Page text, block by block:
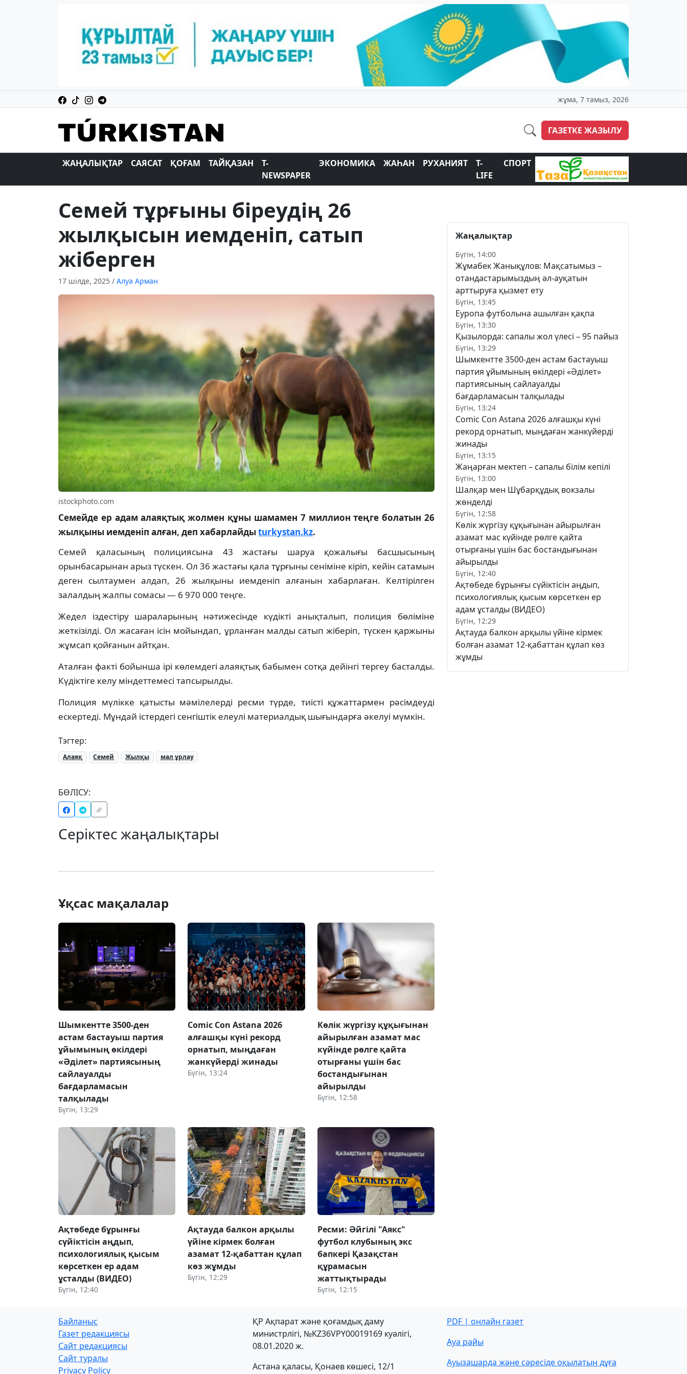
жұма, 7 тамыз, 2026
ГАЗЕТКЕ ЖАЗЫЛУ
ЖАҢАЛЫҚТАР САЯСАТ ҚОҒАМ ТАЙҚАЗАН
T-
NEWSPAPER
ЭКОНОМИКА ЖАҺАН РУХАНИЯТ
T-
LIFE
СПОРТ
Семей тұрғыны біреудің 26
жылқысын иемденіп, сатып
жіберген
17 шілде, 2025 / Алуа Арман
istockphoto.com
Семейде ер адам алаяқтық жолмен құны шамамен 7 миллион теңге болатын 26
жылқыны иемденіп алған, деп хабарлайдыturkystan.kz.
Семей қаласының полициясына 43 жастағы шаруа қожалығы басшысының
орынбасарынан арыз түскен. Ол 36 жастағы қала тұрғыны сеніміне кіріп, кейін сатамын
деген сылтаумен алдап, 26 жылқыны иемденіп алғанын хабарлаған. Келтірілген
залалдың жалпы сомасы — 6 970 000 теңге.
Жедел іздестіру шараларының нәтижесінде күдікті анықталып, полиция бөліміне
жеткізілді. Ол жасаған ісін мойындап, ұрланған малды сатып жіберіп, түскен қаржыны
жұмсап қойғанын айтқан.
Аталған факті бойынша ірі көлемдегі алаяқтық бабымен сотқа дейінгі тергеу басталды.
Күдіктіге келу міндеттемесі тапсырылды.
Полиция мүлікке қатысты мәмілелерді ресми түрде, тиісті құжаттармен рәсімдеуді
ескертеді. Мұндай істердегі сенгіштік елеулі материалдық шығындарға әкелуі мүмкін.
Тэгтер:
Алаяқ Семей Жылқы мал ұрлау
БӨЛІСУ:
Серіктес жаңалықтары
Ұқсас мақалалар
Шымкентте 3500-ден
астам бастауыш партия
ұйымының өкілдері
«Әділет» партиясының
сайлауалды
бағдарламасын
талқылады
Бүгін, 13:29
Comic Con Astana 2026
алғашқы күні рекорд
орнатып, мыңдаған
жанкүйерді жинады
Бүгін, 13:24
Көлік жүргізу құқығынан
айырылған азамат мас
күйінде рөлге қайта
отырғаны үшін бас
бостандығынан
айырылды
Бүгін, 12:58
Ақтөбеде бұрынғы
сүйіктісін аңдып,
психологиялық қысым
көрсеткен ер адам
ұсталды (ВИДЕО)
Бүгін, 12:40
Ақтауда балкон арқылы
үйіне кірмек болған
азамат 12-қабаттан құлап
көз жұмды
Бүгін, 12:29
Ресми: Әйгілі "Аякс"
футбол клубының экс
бапкері Қазақстан
құрамасын
жаттықтырады
Бүгін, 12:15
Жаңалықтар
Бүгін, 14:00
Жұмабек Жанықұлов: Мақсатымыз –
отандастарымыздың әл-ауқатын
арттыруға қызмет ету
Бүгін, 13:45
Еуропа футболына ашылған қақпа
Бүгін, 13:30
Қызылорда: сапалы жол үлесі – 95 пайыз
Бүгін, 13:29
Шымкентте 3500-ден астам бастауыш
партия ұйымының өкілдері «Әділет»
партиясының сайлауалды
бағдарламасын талқылады
Бүгін, 13:24
Comic Con Astana 2026 алғашқы күні
рекорд орнатып, мыңдаған жанкүйерді
жинады
Бүгін, 13:15
Жаңарған мектеп – сапалы білім кепілі
Бүгін, 13:00
Шалқар мен Шұбарқұдық вокзалы
жөнделді
Бүгін, 12:58
Көлік жүргізу құқығынан айырылған
азамат мас күйінде рөлге қайта
отырғаны үшін бас бостандығынан
айырылды
Бүгін, 12:40
Ақтөбеде бұрынғы сүйіктісін аңдып,
психологиялық қысым көрсеткен ер
адам ұсталды (ВИДЕО)
Бүгін, 12:29
Ақтауда балкон арқылы үйіне кірмек
болған азамат 12-қабаттан құлап көз
жұмды
Байланыс
Газет редакциясы
Сайт редакциясы
Сайт туралы
Privacy Policy
ҚР Ақпарат және қоғамдық даму
министрлігі, №KZ36VPY00019169 куәлігі,
08.01.2020 ж.
Астана қаласы, Қонаев көшесі, 12/1
PDF | онлайн газет
Ауа райы
Ауызашарда және сәресіде оқылатын дұға